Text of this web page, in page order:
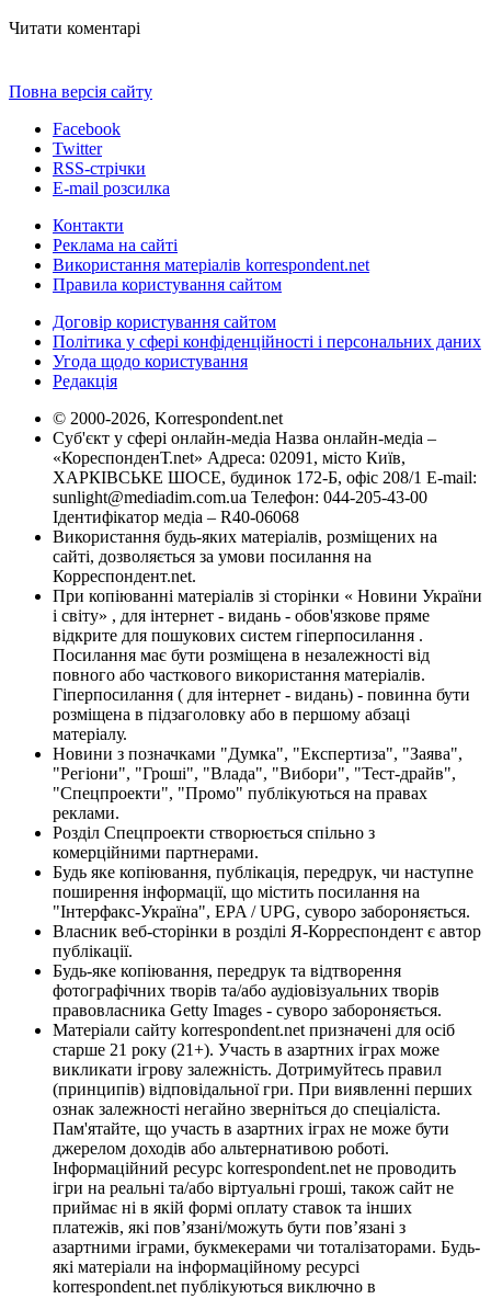
Читати коментарі
Повна версія сайту
Facebook
Twitter
RSS-стрічки
E-mail розсилка
Контакти
Реклама на сайті
Використання матеріалів korrespondent.net
Правила користування сайтом
Договір користування сайтом
Політика у сфері конфіденційності і персональних даних
Угода щодо користування
Редакція
© 2000-2026, Korrespondent.net
Суб'єкт у сфері онлайн-медіа Назва онлайн-медіа –
«КореспонденТ.net» Адреса: 02091, місто Київ,
ХАРКІВСЬКЕ ШОСЕ, будинок 172-Б, офіс 208/1 E-mail:
sunlight@mediadim.com.ua Телефон: 044-205-43-00
Ідентифікатор медіа – R40-06068
Використання будь-яких матеріалів, розміщених на
сайті, дозволяється за умови посилання на
Корреспондент.net.
При копіюванні матеріалів зі сторінки « Новини України
і світу» , для інтернет - видань - обов'язкове пряме
відкрите для пошукових систем гіперпосилання .
Посилання має бути розміщена в незалежності від
повного або часткового використання матеріалів.
Гіперпосилання ( для інтернет - видань) - повинна бути
розміщена в підзаголовку або в першому абзаці
матеріалу.
Новини з позначками "Думка", "Експертиза", "Заява",
"Регіони", "Гроші", "Влада", "Вибори", "Тест-драйв",
"Спецпроекти", "Промо" публікуються на правах
реклами.
Розділ Спецпроекти створюється спільно з
комерційними партнерами.
Будь яке копіювання, публікація, передрук, чи наступне
поширення інформації, що містить посилання на
"Інтерфакс-Україна", EPA / UPG, суворо забороняється.
Власник веб-сторінки в розділі Я-Корреспондент є автор
публікації.
Будь-яке копіювання, передрук та відтворення
фотографічних творів та/або аудіовізуальних творів
правовласника Getty Images - суворо забороняється.
Матеріали сайту korrespondent.net призначені для осіб
старше 21 року (21+). Участь в азартних іграх може
викликати ігрову залежність. Дотримуйтесь правил
(принципів) відповідальної гри. При виявленні перших
ознак залежності негайно зверніться до спеціаліста.
Пам'ятайте, що участь в азартних іграх не може бути
джерелом доходів або альтернативою роботі.
Інформаційний ресурс korrespondent.net не проводить
ігри на реальні та/або віртуальні гроші, також сайт не
приймає ні в якій формі оплату ставок та інших
платежів, які пов’язані/можуть бути пов’язані з
азартними іграми, букмекерами чи тоталізаторами. Будь-
які матеріали на інформаційному ресурсі
korrespondent.net публікуються виключно в